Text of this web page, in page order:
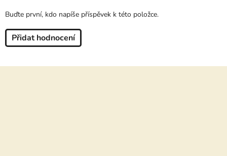
Buďte první, kdo napíše příspěvek k této položce.
Přidat hodnocení